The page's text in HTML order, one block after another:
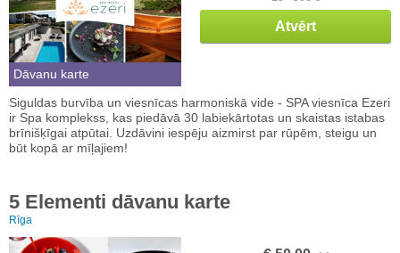
Dāvanu karte
Atvērt
Siguldas burvība un viesnīcas harmoniskā vide - SPA viesnīca Ezeri
ir Spa komplekss, kas piedāvā 30 labiekārtotas un skaistas istabas
brīnišķīgai atpūtai. Uzdāvini iespēju aizmirst par rūpēm, steigu un
būt kopā ar mīļajiem!
5 Elementi dāvanu karte
Rīga